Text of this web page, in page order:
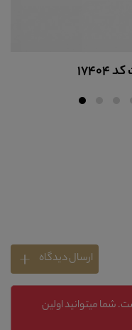
ارسال دیدگاه
میتوانید اولین